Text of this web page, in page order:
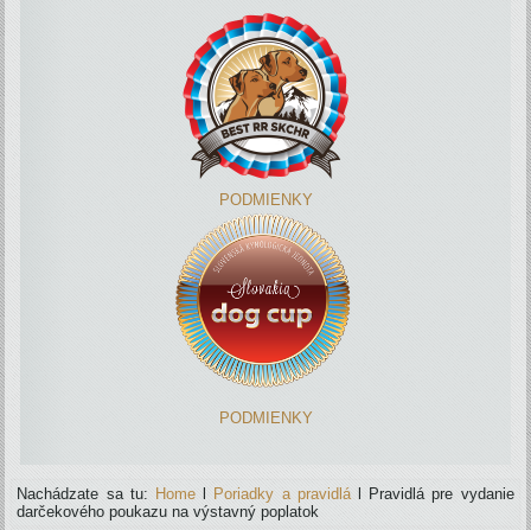
PODMIENKY
PODMIENKY
Nachádzate sa tu: Home Poriadky a pravidlál
Pravidlá pre vydanie
darčekového poukazu na výstavný poplatok